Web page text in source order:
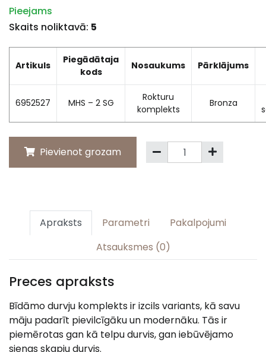
Pieejams
Skaits noliktavā: 5
Artikuls
Piegādātaja
kods
Nosaukums Pārklājums
6952527 MHS – 2 SG
Rokturu
komplekts
Bronza
Pievienot grozam
Apraksts Parametri
Pakalpojumi
Atsauksmes (0)
Preces apraksts
Bīdāmo durvju komplekts ir izcils variants, kā savu
māju padarīt pievilcīgāku un modernāku. Tās ir
piemērotas gan kā telpu durvis, gan iebūvējamo
sienas skapju durvis.